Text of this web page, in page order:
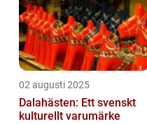
02 augusti 2025
Dalahästen: Ett svenskt
kulturellt varumärke